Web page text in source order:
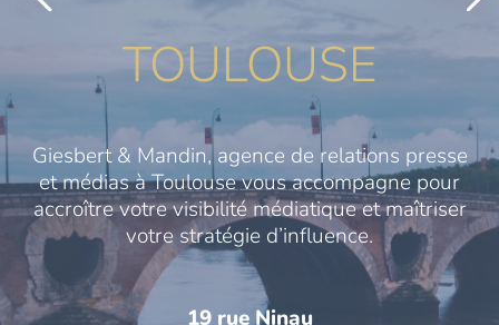
TOULOUSE
Giesbert & Mandin, agence de relations presse
et médias à Toulouse vous accompagne pour
accroître votre visibilité médiatique et maîtriser
votre stratégie d’influence.
19 rue Ninau